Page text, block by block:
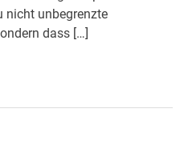
nicht unbegrenzte
dass […]